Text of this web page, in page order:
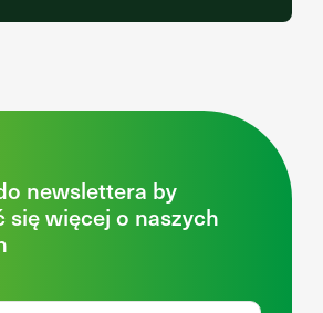
newslettera by
się więcej o naszych